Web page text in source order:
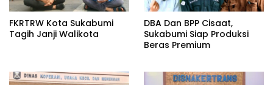
FKRTRW Kota Sukabumi
Tagih Janji Walikota
DBA Dan BPP Cisaat,
Sukabumi Siap Produksi
Beras Premium